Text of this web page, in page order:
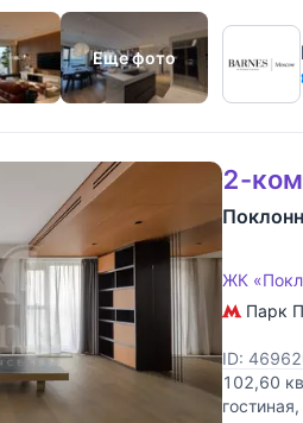
Еще фото
2-
ЖК
Парк
ID:
102,60